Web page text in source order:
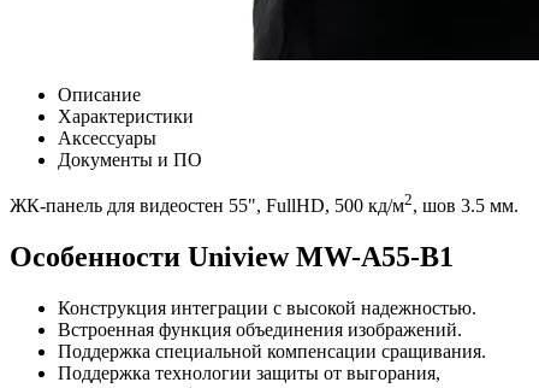
Описание
Характеристики
Аксессуары
Документы и ПО
ЖК-панель для видеостен 55", FullHD, 500 кд/м2, шов 3.5 мм.
Особенности Uniview MW-A55-B1
Конструкция интеграции с высокой надежностью.
Встроенная функция объединения изображений.
Поддержка специальной компенсации сращивания.
Поддержка технологии защиты от выгорания,